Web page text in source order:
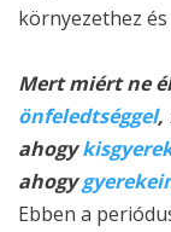
környezethez
Mert miért ne
önfeledtséggel,
ahogy
ahogy
Ebben a